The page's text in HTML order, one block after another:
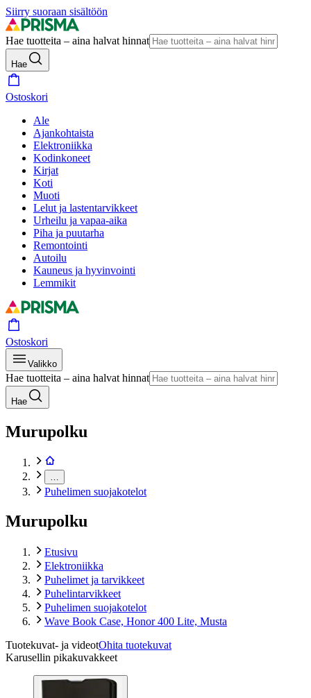
Siirry suoraan sisältöön
Hae tuotteita – aina halvat hinnat
Hae
Ostoskori
Ale
Ajankohtaista
Elektroniikka
Kodinkoneet
Kirjat
Koti
Muoti
Lelut ja lastentarvikkeet
Urheilu ja vapaa-aika
Piha ja puutarha
Remontointi
Autoilu
Kauneus ja hyvinvointi
Lemmikit
Ostoskori
Valikko
Hae tuotteita – aina halvat hinnat
Hae
Murupolku
Puhelimen suojakotelot
Murupolku
Etusivu
Elektroniikka
Puhelimet ja tarvikkeet
Puhelintarvikkeet
Puhelimen suojakotelot
Wave Book Case, Honor 400 Lite, Musta
Tuotekuvat- ja videotOhita tuotekuvat
Karusellin pikakuvakkeet